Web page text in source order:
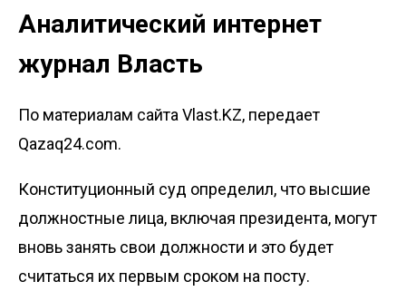
Аналитический интернет
журнал Власть
По материалам сайта Vlast.KZ, передает
Qazaq24.com.
Конституционный суд определил, что высшие
должностные лица, включая президента, могут
вновь занять свои должности и это будет
считаться их первым сроком на посту.